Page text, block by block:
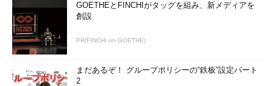
GOETHEとFINCHIがタッグを組み、新メディアを
創設
PR(FINCHI on GOETHE)
まだあるぞ！ グループポリシーの“鉄板”設定パート
2